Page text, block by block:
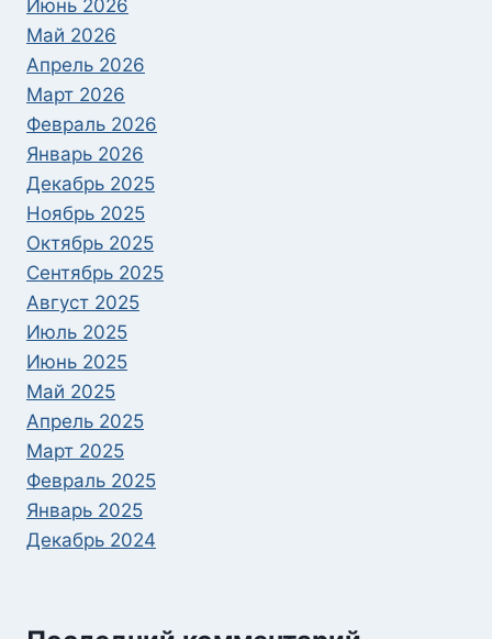
Июнь 2026
Май 2026
Апрель 2026
Март 2026
Февраль 2026
Январь 2026
Декабрь 2025
Ноябрь 2025
Октябрь 2025
Сентябрь 2025
Август 2025
Июль 2025
Июнь 2025
Май 2025
Апрель 2025
Март 2025
Февраль 2025
Январь 2025
Декабрь 2024